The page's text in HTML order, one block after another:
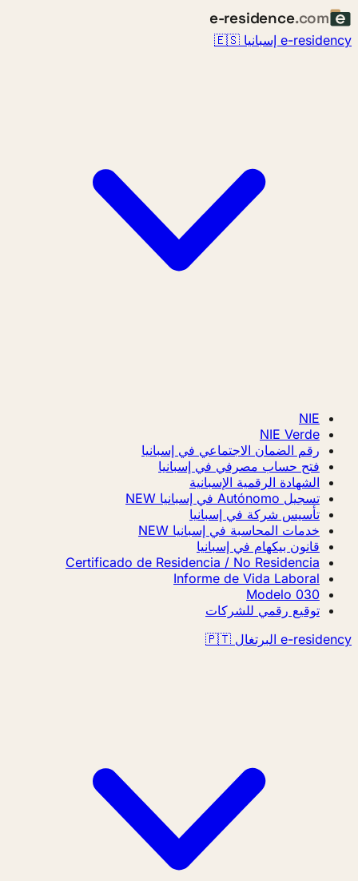
e-residence.com
e-residency إسبانيا 🇪🇸
NIE
NIE Verde
رقم الضمان الاجتماعي في إسبانيا
فتح حساب مصرفي في إسبانيا
الشهادة الرقمية الإسبانية
تسجيل Autónomo في إسبانيا
NEW
تأسيس شركة في إسبانيا
خدمات المحاسبة في إسبانيا NEW
قانون بيكهام في إسبانيا
Certificado de Residencia / No Residencia
Informe de Vida Laboral
Modelo 030
توقيع رقمي للشركات
e-residency البرتغال 🇵🇹